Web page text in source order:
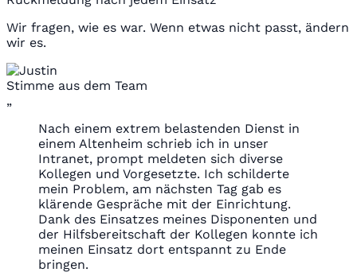
Wir fragen, wie es war. Wenn etwas nicht passt, ändern
wir es.
Stimme aus dem Team
„
Nach einem extrem belastenden Dienst in
einem Altenheim schrieb ich in unser
Intranet, prompt meldeten sich diverse
Kollegen und Vorgesetzte. Ich schilderte
mein Problem, am nächsten Tag gab es
klärende Gespräche mit der Einrichtung.
Dank des Einsatzes meines Disponenten und
der Hilfsbereitschaft der Kollegen konnte ich
meinen Einsatz dort entspannt zu Ende
bringen.